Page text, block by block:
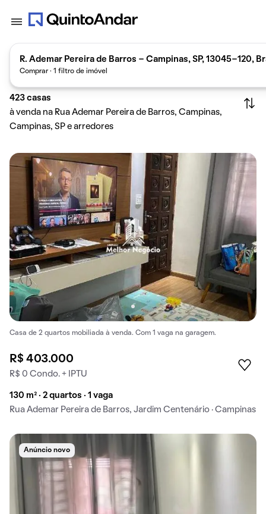
R. Ademar Pereira de Barros - Campinas, SP, 13045-120,
Comprar · 1 filtro de imóvel
423 casas
à venda na Rua Ademar Pereira de Barros, Campinas,
Campinas, SP e arredores
Casa de 2 quartos mobiliada à venda. Com 1 vaga na garagem.
R$ 403.000
R$ 0 Condo. + IPTU
130 m² · 2 quartos · 1 vaga
Rua Ademar Pereira de Barros, Jardim Centenário · Campinas
Anúncio novo